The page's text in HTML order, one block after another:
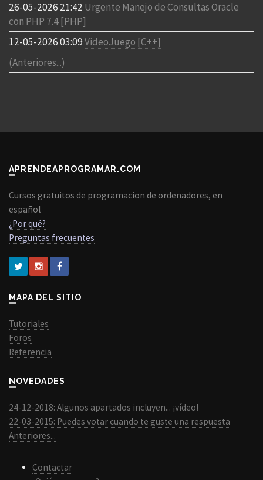
26-05-2026 21:42 Urgente Manejo de Consultas Oracle
con PHP 7.4 [PHP]
12-05-2026 03:09VideoJuego [C++]
(Anteriores...)
APRENDEAPROGRAMAR.COM
Cursos gratuitos de programacion de ordenadores, en
español
¿Por qué?
Preguntas frecuentes
MAPA DEL SITIO
Tutoriales
Foros
Referencia
NOVEDADES
24-12-2018: Algunos apartados incluyen... ¡vídeo!
22-03-2015: Puedes votar cuando te guste una respuesta
Anteriores...
Contactar